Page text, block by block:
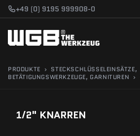
Zum Hauptinhalt springen
+49 (0) 9195 999908-0
PRODUKTE › STECKSCHLÜSSELEINSÄTZE,
BETÄTIGUNGSWERKZEUGE, GARNITUREN ›
1/2" KNARREN